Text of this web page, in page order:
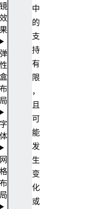
中
的
支
持
有
限
，
且
可
能
发
生
变
化
或
镜
效
果
弹
性
盒
布
局
字
体
网
格
布
局